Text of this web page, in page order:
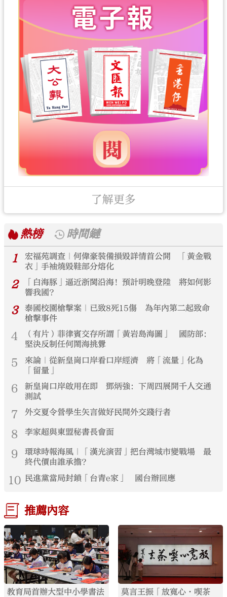
了解更多
熱榜
時間鏈
1
宏福苑調查｜何偉豪裝備損毀詳情首公開 「黃金戰
衣」手袖燒毀鞋部分熔化
2
「白海豚」逼近浙閩沿海！預計明晚登陸 將如何影
響我國？
3
泰國校園槍擊案｜已致8死15傷 為年內第二起致命
槍擊事件
4
（有片）菲律賓交存所謂「黃岩島海圖」 國防部：
堅決反制任何鬧海挑釁
5
來論｜從新皇崗口岸看口岸經濟 將「流量」化為
「留量」
6
新皇崗口岸啟用在即 鄧炳強：下周四展開千人交通
測試
7 外交夏令營學生矢言做好民間外交踐行者
8 李家超與東盟秘書長會面
9
環球時報海風｜「漢光演習」把台灣城市變戰場 最
終代價由誰承擔？
10 民進黨當局封鎖「台青e家」 國台辦回應
推薦內容
教育局首辦大型中小學書法
莫言王振「放寬心·喫茶